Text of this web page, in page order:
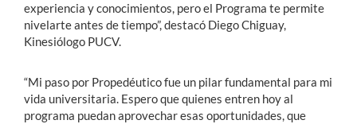
experiencia y conocimientos, pero el Programa te permite
nivelarte antes de tiempo”, destacó Diego Chiguay,
Kinesiólogo PUCV.
“Mi paso por Propedéutico fue un pilar fundamental para mi
vida universitaria. Espero que quienes entren hoy al
programa puedan aprovechar esas oportunidades, que